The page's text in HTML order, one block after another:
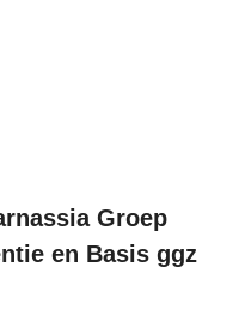
Groep
en Basis ggz